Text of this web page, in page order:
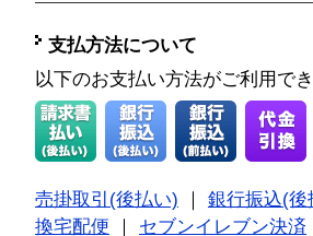
支払方法について
以下のお支払い方法がご利用で
売掛取引(後払い)
銀行振込(後
換宅配便
セブンイレブン決済